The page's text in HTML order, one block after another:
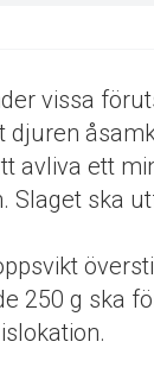
vissa
avliva ett
ska
250 g ska